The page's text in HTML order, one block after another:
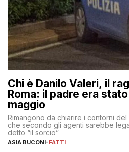
Chi è Danilo Valeri, il
Roma: il padre era
maggio
Rimangono da chiarire i contorni del
che secondo gli agenti sarebbe
detto “il sorcio”
ASIA BUCONI-FATTI